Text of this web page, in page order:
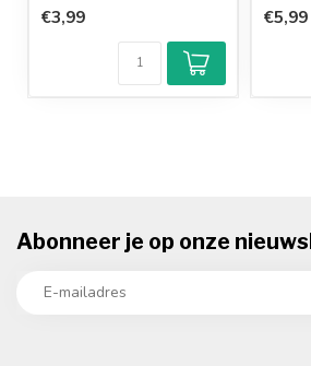
€3,99 €5,99
Abonneer je op onze